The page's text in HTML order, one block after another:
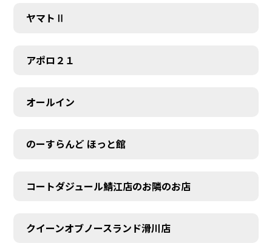
ヤマトⅡ
アポロ２１
オールイン
のーすらんど ほっと館
コートダジュール鯖江店のお隣のお店
クイーンオブノースランド滑川店